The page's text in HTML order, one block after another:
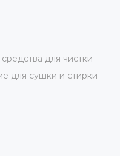
для чистки
для сушки и стирки